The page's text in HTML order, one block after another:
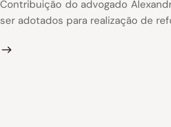
Contribuição do advogado
ser adotados para realização de